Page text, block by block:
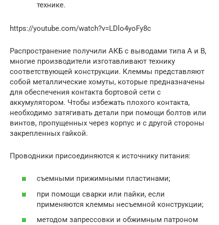
технике.
https://youtube.com/watch?v=LDlo4yoFy8c
Распространение получили АКБ с выводами типа А и В,
многие производители изготавливают технику
соответствующей конструкции. Клеммы представляют
собой металлические хомуты, которые предназначены
для обеспечения контакта бортовой сети с
аккумулятором. Чтобы избежать плохого контакта,
необходимо затягивать детали при помощи болтов или
винтов, пропущенных через корпус и с другой стороны
закрепленных гайкой.
Проводники присоединяются к источнику питания:
съемными прижимными пластинами;
при помощи сварки или пайки, если
применяются клеммы несъемной конструкции;
методом запрессовки и обжимным патроном